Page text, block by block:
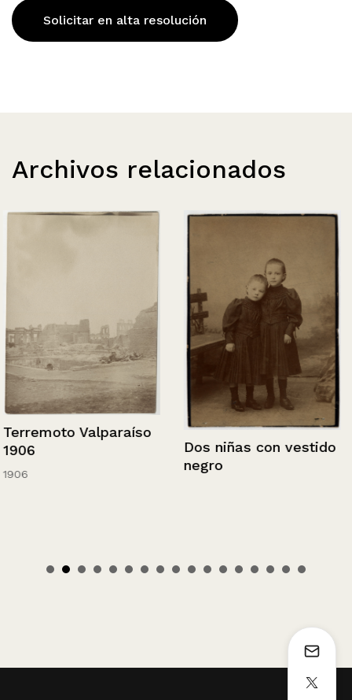
Solicitar en alta resolución
Archivos relacionados
Terremoto Valparaíso
1906
1906
Dos niñas con vestido
negro